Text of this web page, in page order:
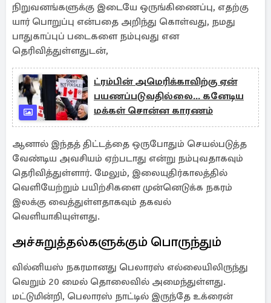
நிறுவனங்களுக்கு இடையே ஒருங்கிணைப்பு, எதற்கு
யார் பொறுப்பு என்பதை அறிந்து கொள்வது, நமது
பாதுகாப்புப் படைகளை நம்புவது என
தெரிவித்துள்ளதுடன்,
ட்ரம்பின் அமெரிக்காவிற்கு ஏன்
பயணப்படுவதில்லை... கனேடிய
மக்கள் சொன்ன காரணம்
ஆனால் இந்தத் திட்டத்தை ஒருபோதும் செயல்படுத்த
வேண்டிய அவசியம் ஏற்படாது என்று நம்புவதாகவும்
தெரிவித்துள்ளார். மேலும், இலையுதிர்காலத்தில்
வெளியேற்றும் பயிற்சிகளை முன்னெடுக்க நகரம்
இலக்கு வைத்துள்ளதாகவும் தகவல்
வெளியாகியுள்ளது.
அச்சுறுத்தல்களுக்கும் பொருந்தும்
வில்னியஸ் நகரமானது பெலாரஸ் எல்லையிலிருந்து
வெறும் 20 மைல் தொலைவில் அமைந்துள்ளது.
மட்டுமின்றி, பெலாரஸ் நாட்டில் இருந்தே உக்ரைன்